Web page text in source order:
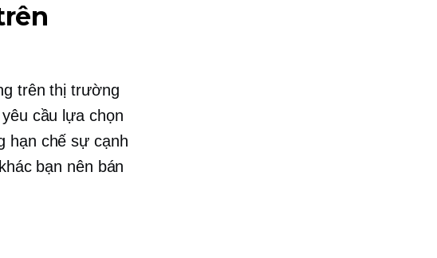
trên thị trường
cầu lựa chọn
hạn chế sự cạnh
bạn nên bán